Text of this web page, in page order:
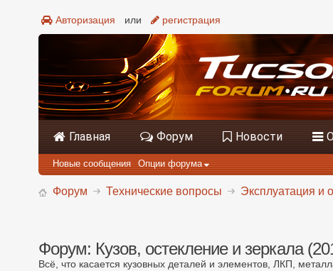
Авторизация или регистрация
Главная Форум Новости
Новые сообщения Опции форума
Форум Технические вопросы Эксплуатация и
Форум: Кузов, остекление и зеркала
Всё, что касается кузовных деталей и элементов, ЛКП,